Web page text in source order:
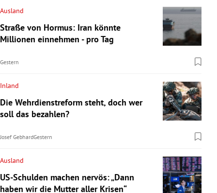
Ausland
Straße von Hormus: Iran könnte
Millionen einnehmen - pro Tag
Gestern
Inland
Die Wehrdienstreform steht, doch wer
soll das bezahlen?
Josef GebhardGestern
Ausland
US-Schulden machen nervös: „Dann
haben wir die Mutter aller Krisen“